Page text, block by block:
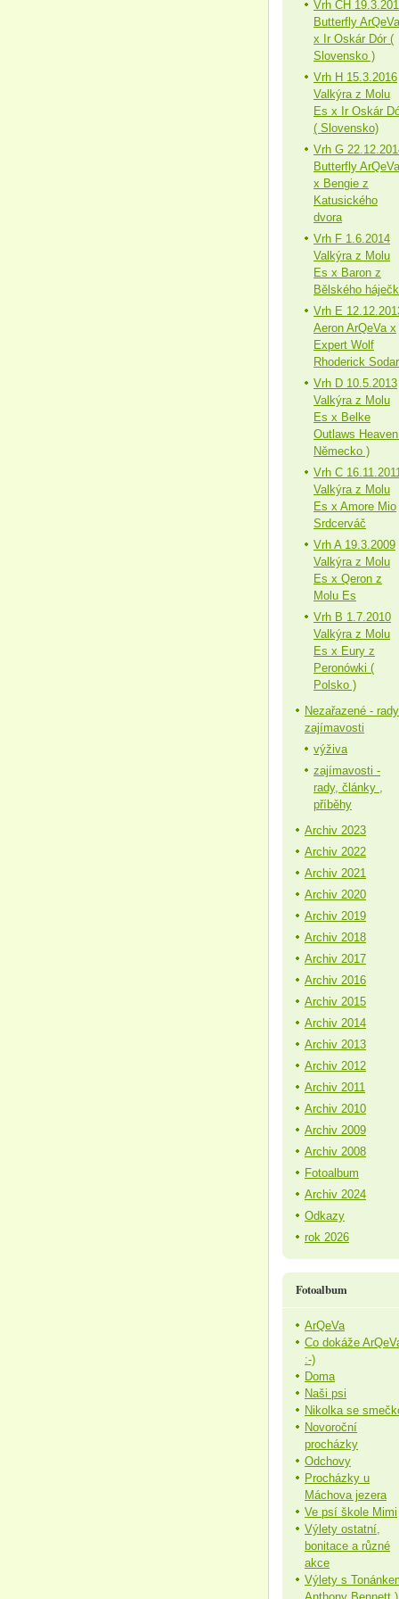
Vrh CH
Butterfly ArQeVa
x Ir Oskár Dór (
Slovensko )
Vrh H 15.3.2016
Valkýra z Molu
Es x Ir Oskár
( Slovensko)
Vrh G
Butterfly ArQeVa
x Bengie z
Katusického
dvora
Vrh F 1.6.2014
Valkýra z Molu
Es x Baron z
Bělského
Vrh E
Aeron ArQeVa x
Expert Wolf
Rhoderick Sodar
Vrh D 10.5.2013
Valkýra z Molu
Es x Belke
Outlaws
Německo )
Vrh C
Valkýra z Molu
Es x Amore Mio
Srdcerváč
Vrh A 19.3.2009
Valkýra z Molu
Es x Qeron z
Molu Es
Vrh B 1.7.2010
Valkýra z Molu
Es x Eury z
Peronówki (
Polsko )
Nezařazené -
zajímavosti
výživa
zajímavosti -
rady, články ,
příběhy
Archiv 2023
Archiv 2022
Archiv 2021
Archiv 2020
Archiv 2019
Archiv 2018
Archiv 2017
Archiv 2016
Archiv 2015
Archiv 2014
Archiv 2013
Archiv 2012
Archiv 2011
Archiv 2010
Archiv 2009
Archiv 2008
Fotoalbum
Archiv 2024
Odkazy
rok 2026
Fotoalbum
ArQeVa
Co dokáže
:-)
Doma
Naši psi
Nikolka se
Novoroční
procházky
Odchovy
Procházky u
Máchova jezera
Ve psí škole Mimi
Výlety ostatní,
bonitace a různé
akce
Výlety s